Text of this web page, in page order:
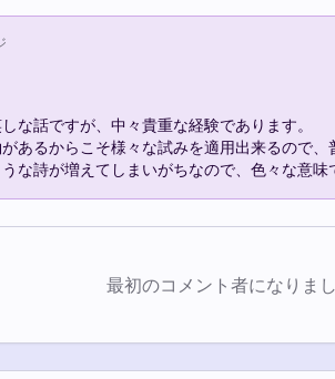
な話ですが、中々貴重な経験であります。
あるからこそ様々な試みを適用出来るので、
最初のコメント者になりま